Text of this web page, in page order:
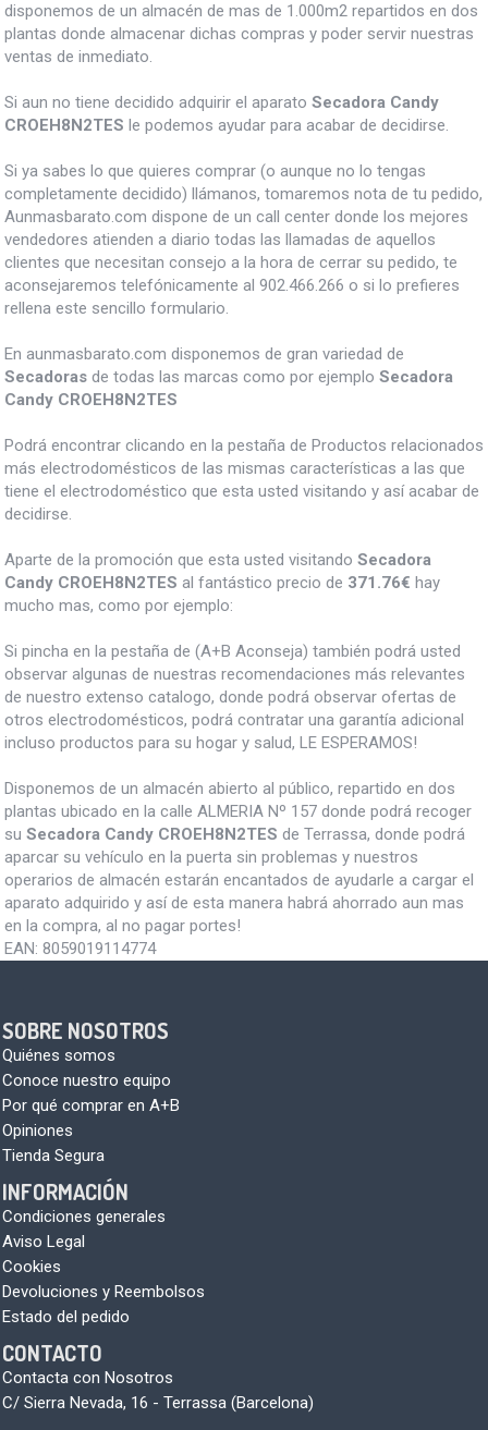
disponemos de un almacén de mas de 1.000m2 repartidos en dos
plantas donde almacenar dichas compras y poder servir nuestras
ventas de inmediato.
Si aun no tiene decidido adquirir el aparato Secadora Candy
CROEH8N2TES le podemos ayudar para acabar de decidirse.
Si ya sabes lo que quieres comprar (o aunque no lo tengas
completamente decidido) llámanos, tomaremos nota de tu pedido,
Aunmasbarato.com dispone de un call center donde los mejores
vendedores atienden a diario todas las llamadas de aquellos
clientes que necesitan consejo a la hora de cerrar su pedido, te
aconsejaremos telefónicamente al 902.466.266 o si lo prefieres
rellena este sencillo formulario.
En aunmasbarato.com disponemos de gran variedad de
Secadoras de todas las marcas como por ejemplo Secadora
Candy CROEH8N2TES
Podrá encontrar clicando en la pestaña de Productos relacionados
más electrodomésticos de las mismas características a las que
tiene el electrodoméstico que esta usted visitando y así acabar de
decidirse.
Aparte de la promoción que esta usted visitando Secadora
Candy CROEH8N2TES al fantástico precio de 371.76€ hay
mucho mas, como por ejemplo:
Si pincha en la pestaña de (A+B Aconseja) también podrá usted
observar algunas de nuestras recomendaciones más relevantes
de nuestro extenso catalogo, donde podrá observar ofertas de
otros electrodomésticos, podrá contratar una garantía adicional
incluso productos para su hogar y salud, LE ESPERAMOS!
Disponemos de un almacén abierto al público, repartido en dos
plantas ubicado en la calle ALMERIA Nº 157 donde podrá recoger
su Secadora Candy CROEH8N2TES de Terrassa, donde podrá
aparcar su vehículo en la puerta sin problemas y nuestros
operarios de almacén estarán encantados de ayudarle a cargar el
aparato adquirido y así de esta manera habrá ahorrado aun mas
en la compra, al no pagar portes!
EAN: 8059019114774
SOBRE NOSOTROS
Quiénes somos
Conoce nuestro equipo
Por qué comprar en A+B
Opiniones
Tienda Segura
INFORMACIÓN
Condiciones generales
Aviso Legal
Cookies
Devoluciones y Reembolsos
Estado del pedido
CONTACTO
Contacta con Nosotros
C/ Sierra Nevada, 16 - Terrassa (Barcelona)